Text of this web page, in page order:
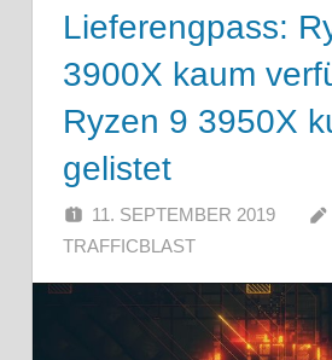
Lieferengpass:
3900X kaum
Ryzen 9 3950X
gelistet
11. SEPTEMBER 2019
TRAFFICBLAST